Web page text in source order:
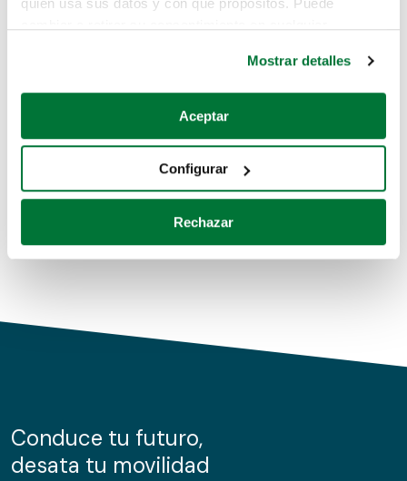
quién usa sus datos y con qué propósitos. Puede
Si lo permite, también quisiéramos:
Recopilar información sobre su ubicación geográfica
Identificar su dispositivo analizándolo activamente
para buscar características específicas (huellas
Obtenga más información sobre cómo se procesan sus
de cookies.
información sobre el uso que haga del sitio web con
nuestros partners de redes sociales, publicidad y análisis
Mostrar detalles
Aceptar
Configurar
Rechazar
buscando en alguno de estos enlaces:
Coches de segunda mano
Coches de km0
Conduce tu futuro,
desata tu movilidad